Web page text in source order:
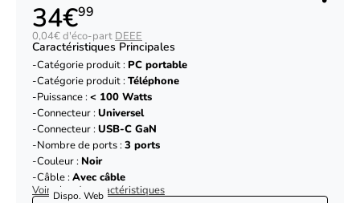
34€99
0,04€ d'éco-part DEEE
Caractéristiques Principales
Catégorie produit : PC portable
Catégorie produit :Téléphone
Puissance :< 100 Watts
Connecteur :Universel
Connecteur :USB-C GaN
Nombre de ports :3 ports
Couleur : Noir
Câble :Avec câble
Voir plus de caractéristiques
Dispo. Web